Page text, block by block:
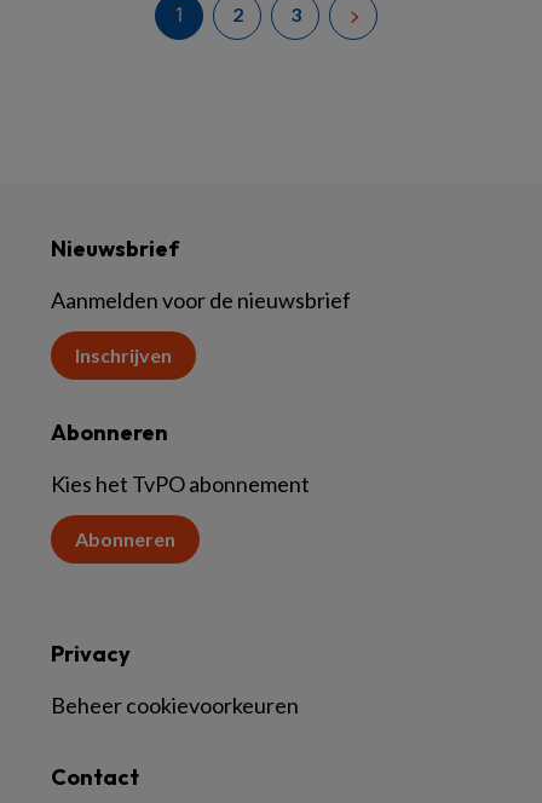
1 2 3
Nieuwsbrief
Aanmelden voor de nieuwsbrief
Inschrijven
Abonneren
Kies het TvPO abonnement
Abonneren
Contact
Privacy
Beheer cookievoorkeuren